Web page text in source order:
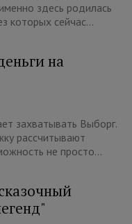
здесь родилась
которых сейчас...
на
захватывать Выборг.
рассчитывают
не просто...